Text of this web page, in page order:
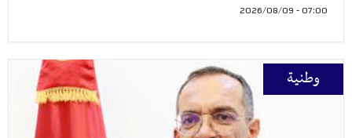
07:00 - 2026/08/09
وطنية